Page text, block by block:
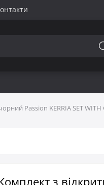
Passion KERRIA SET WITH
з